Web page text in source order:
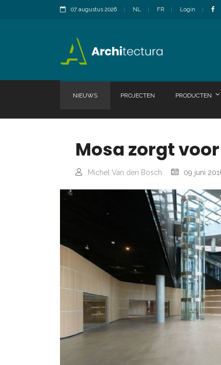
07 augustus 2026 NL FR Login
NIEUWS PROJECTEN PRODUCTEN
Mosa zorgt
Michel Van den Bosch 09 juni